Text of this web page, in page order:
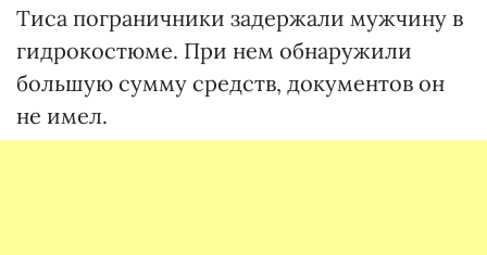
Тиса пограничники задержали мужчину в
гидрокостюме. При нем обнаружили
большую сумму средств, документов он
не имел.